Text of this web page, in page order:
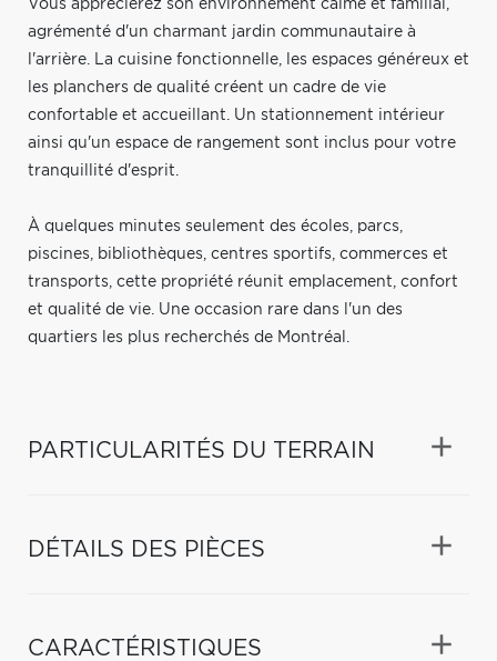
Vous apprécierez son environnement calme et familial,
agrémenté d'un charmant jardin communautaire à
l'arrière. La cuisine fonctionnelle, les espaces généreux et
les planchers de qualité créent un cadre de vie
confortable et accueillant. Un stationnement intérieur
ainsi qu'un espace de rangement sont inclus pour votre
tranquillité d'esprit.
À quelques minutes seulement des écoles, parcs,
piscines, bibliothèques, centres sportifs, commerces et
transports, cette propriété réunit emplacement, confort
et qualité de vie. Une occasion rare dans l'un des
quartiers les plus recherchés de Montréal.
PARTICULARITÉS DU TERRAIN
DÉTAILS DES PIÈCES
CARACTÉRISTIQUES